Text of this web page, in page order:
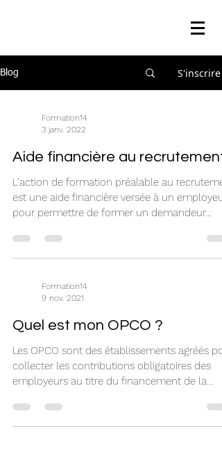
Blog S'inscrire
Formation14
3 janv. 2022
Aide financière au recrutement
L’action de formation préalable au
est une aide financière versée à un employeur
pour permettre de former un demandeur...
Formation14
9 nov. 2021
Quel est mon OPCO ?
Les OPCO sont des établissements agréés
collecter les contributions obligatoires des
employeurs au titre du financement de la...